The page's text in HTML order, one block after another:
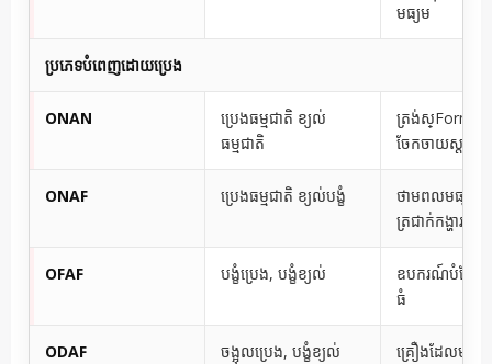
មធ្យម
ប្រភេទបំពេញដោយប្រេង
ONAN
ប្រេងធម្មជាតិ ខ្យល់
ធម្មជាតិ
ត្រង់ស្Format
ចែកចាយស្តង់ដារ
ONAF ប្រេងធម្មជាតិ ខ្យល់បង្ខំ
ថាមពលមធ្យមជ
ត្រជាក់កង្ហារ
OFAF បង្ខំប្រេង, បង្ខំខ្យល់
ឧបករណ៍បំលែង
ធំ
ODAF ចង្អុលប្រេង, បង្ខំខ្យល់
គ្រឿងដែលមាន